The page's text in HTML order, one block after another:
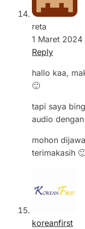
reta
1 Maret 2024
Reply
hallo kaa,
🙂
tapi saya
audio
mohon
terimakasih
koreanfirst